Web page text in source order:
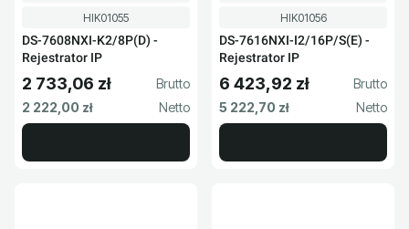
Kod produktu
HIK01055
DS-7608NXI-K2/8P(D) -
Rejestrator IP
Cena brutto
2 733,06 zł
Cena netto
2 222,00 zł
Kod produktu
HIK01056
DS-7616NXI-I2/16P/S(E) -
Rejestrator IP
Cena brutto
6 423,92 zł
Cena netto
5 222,70 zł